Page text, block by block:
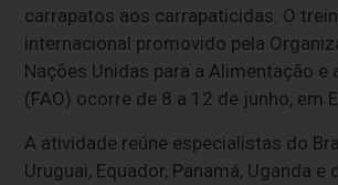
carrapatos aos carrapaticidas. O
internacional promovido pela
Nações Unidas para a Alimentação e
(FAO) ocorre de 8 a 12 de junho, em
A atividade reúne especialistas do
Uruguai, Equador, Panamá, Uganda e